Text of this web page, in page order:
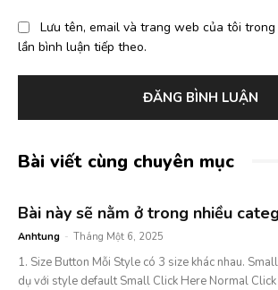
Lưu tên, email và trang web của tôi
lần bình luận tiếp theo.
Bài viết cùng chuyên mục
Bài này sẽ nằm ở trong nhiều
Anhtung - Tháng Một 6, 2025
1. Size Button Mỗi Style có 3 size khác nhau.
dụ với style default Small Click Here Normal